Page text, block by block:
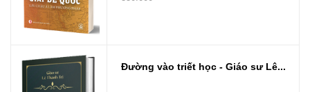
Đường vào triết học - Giáo sư Lê...